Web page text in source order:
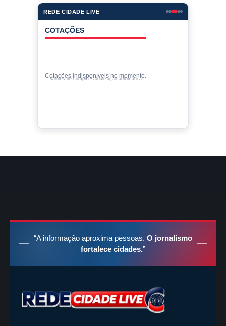
REDE CIDADE LIVE
COTAÇÕES
Cotações indisponíveis no momento.
Valores de compra • atualização automática
“A informação aproxima pessoas. O jornalismo
fortalece cidades.”